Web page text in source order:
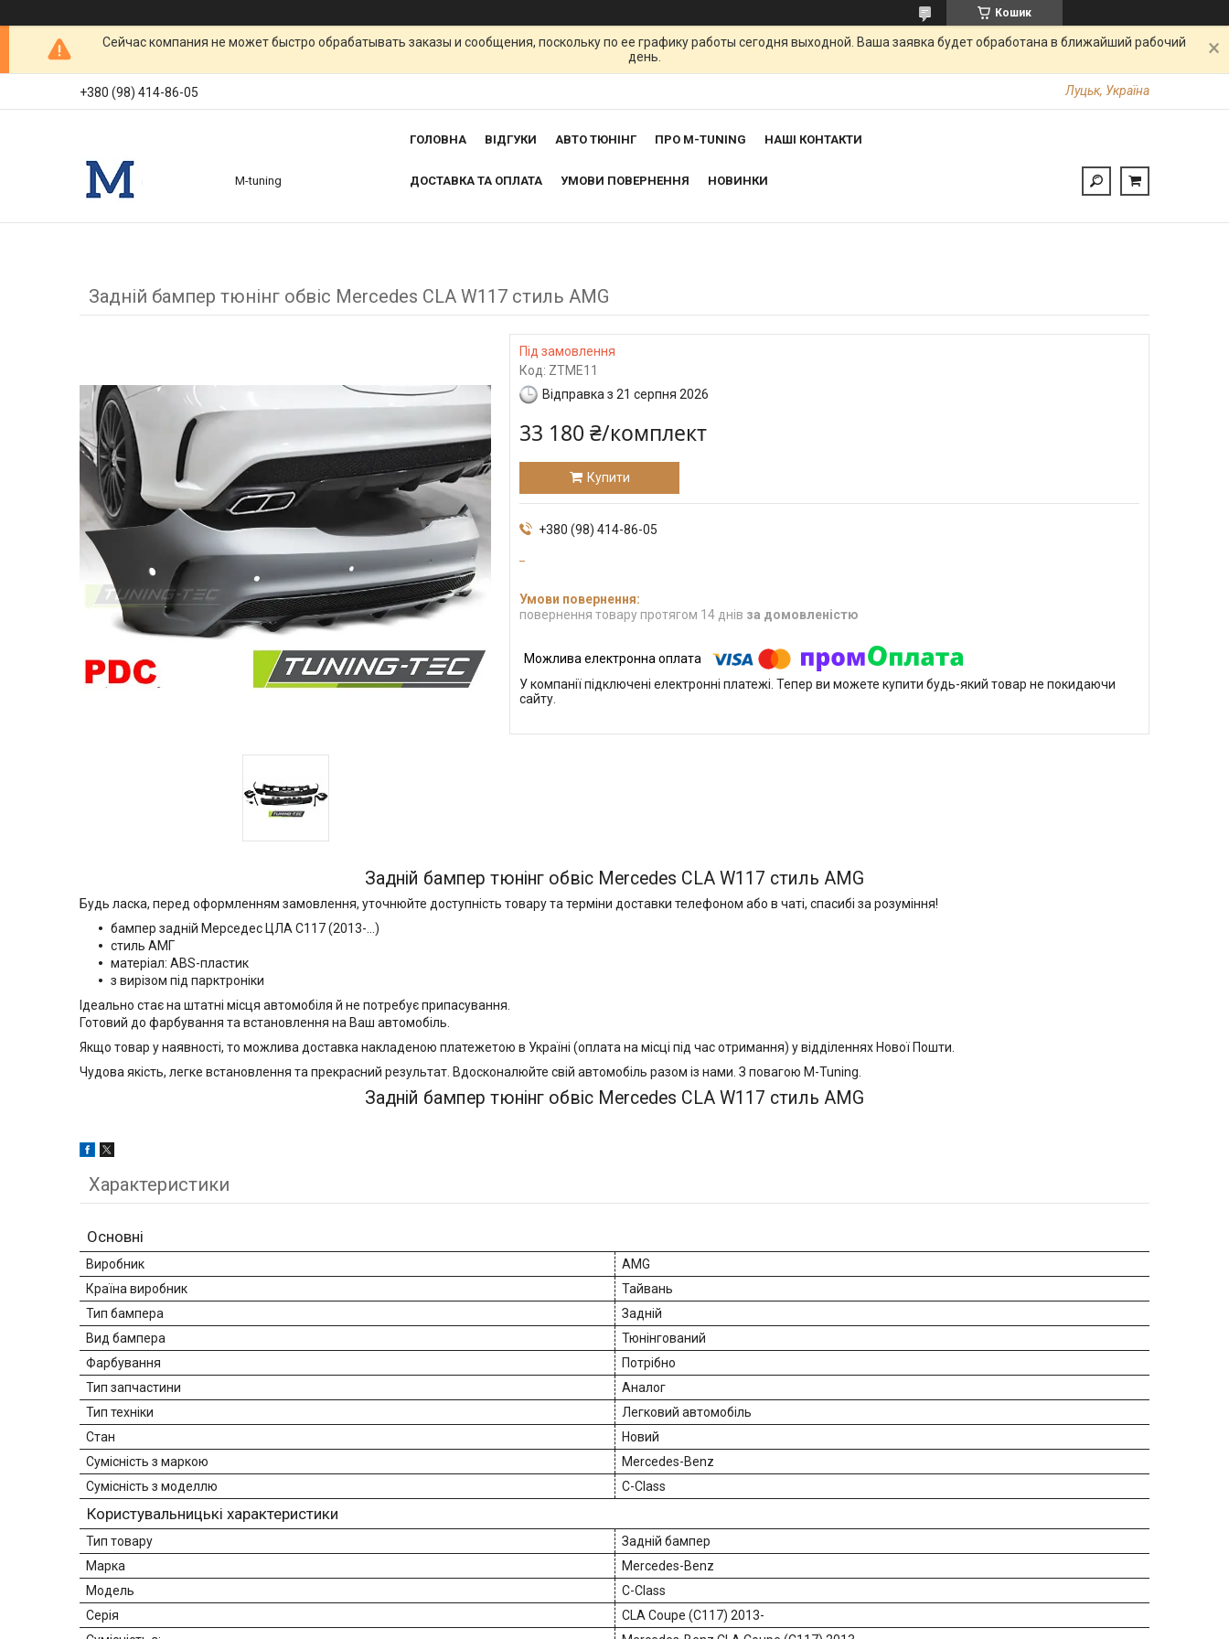
Кошик
Сейчас компания не может быстро обрабатывать заказы и сообщения, поскольку по ее графику работы сегодня выходной. Ваша заявка будет обработана в ближайший рабочий
день.
+380 (98) 414-86-05 Луцьк, Україна
M-tuning
ГОЛОВНА ВІДГУКИ АВТО ТЮНІНГ ПРО M-TUNING НАШІ КОНТАКТИ
ДОСТАВКА ТА ОПЛАТА УМОВИ ПОВЕРНЕННЯ НОВИНКИ
Задній бампер тюнінг обвіс Mercedes CLA W117 стиль AMG
Під замовлення
Код: ZTME11
Відправка з 21 серпня 2026
33 180 ₴/комплект
Купити
+380 (98) 414-86-05
повернення товару протягом 14 днів за домовленістю
У компанії підключені електронні платежі. Тепер ви можете купити будь-який товар не покидаючи
сайту.
Задній бампер тюнінг обвіс Mercedes CLA W117 стиль AMG
Будь ласка, перед оформленням замовлення, уточнюйте доступність товару та терміни доставки телефоном або в чаті, спасибі за розуміння!
бампер задній Мерседес ЦЛА С117 (2013-...)
стиль АМГ
матеріал: ABS-пластик
з вирізом під парктроніки
Ідеально стає на штатні місця автомобіля й не потребує припасування.
Готовий до фарбування та встановлення на Ваш автомобіль.
Якщо товар у наявності, то можлива доставка накладеною платежетою в Україні (оплата на місці під час отримання) у відділеннях Нової Пошти.
Чудова якість, легке встановлення та прекрасний результат. Вдосконалюйте свій автомобіль разом із нами. З повагою M-Tuning.
Задній бампер тюнінг обвіс Mercedes CLA W117 стиль AMG
Характеристики
Основні
Виробник
AMG
Країна виробник
Тайвань
Тип бампера
Задній
Вид бампера
Тюнінгований
Фарбування
Потрібно
Тип запчастини
Аналог
Тип техніки
Легковий автомобіль
Стан
Новий
Сумісність з маркою
Mercedes-Benz
Сумісність з моделлю
C-Class
Користувальницькі характеристики
Тип товару
Задній бампер
Марка
Mercedes-Benz
Модель
C-Class
Серія
CLA Coupe (C117) 2013-